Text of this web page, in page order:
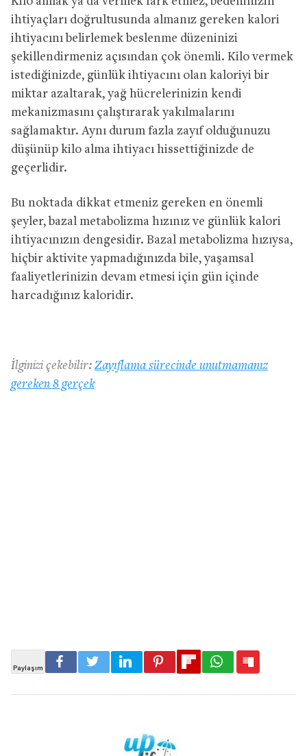
ihtiyaçları doğrultusunda almanız gereken kalori
ihtiyacını belirlemek beslenme düzeninizi
şekillendirmeniz açısından çok önemli. Kilo vermek
istediğinizde, günlük ihtiyacını olan kaloriyi bir
miktar azaltarak, yağ hücrelerinizin kendi
mekanizmasını çalıştırarak yakılmalarını
sağlamaktır. Aynı durum fazla zayıf olduğunuzu
düşünüp kilo alma ihtiyacı hissettiğinizde de
geçerlidir.
Bu noktada dikkat etmeniz gereken en önemli
şeyler, bazal metabolizma hızınız ve günlük kalori
ihtiyacınızın dengesidir. Bazal metabolizma hızıysa,
hiçbir aktivite yapmadığınızda bile, yaşamsal
faaliyetlerinizin devam etmesi için gün içinde
harcadığınız kaloridir.
İlginizi çekebilir: Zayıflama sürecinde unutmamanız
gereken 8 gerçek